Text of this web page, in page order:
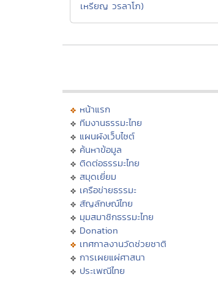
เหรียญ วรลาโภ)
หน้าแรก
ทีมงานธรรมะไทย
แผนผังเว็บไซต์
ค้นหาข้อมูล
ติดต่อธรรมะไทย
สมุดเยี่ยม
เครือข่ายธรรมะ
สัญลักษณ์ไทย
มุมสมาชิกธรรมะไทย
Donation
เทศกาลงานวัดช่วยชาติ
การเผยแผ่ศาสนา
ประเพณีไทย